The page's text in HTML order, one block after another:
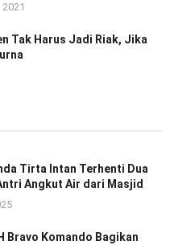
Tak Harus Jadi Riak, Jika
Tirta Intan Terhenti Dua
Angkut Air dari Masjid
Bravo Komando Bagikan